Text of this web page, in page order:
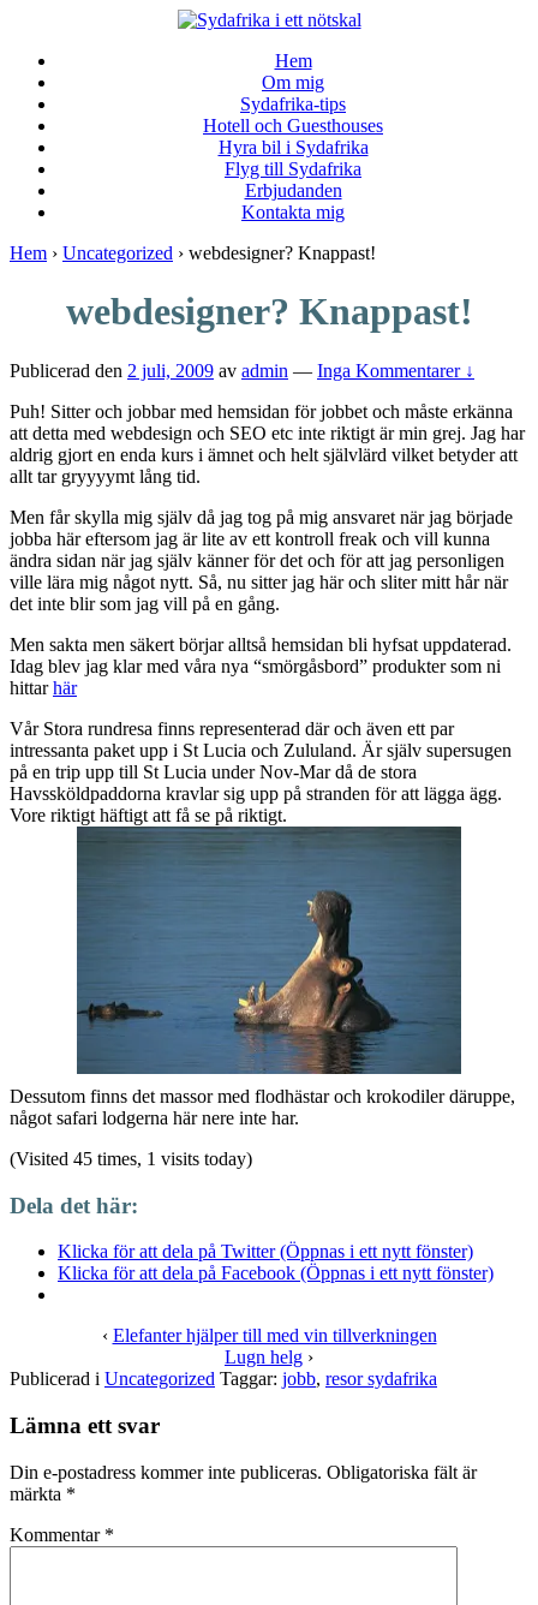
Main
Content
Hem
Om mig
Sydafrika-tips
Hotell och Guesthouses
Hyra bil i Sydafrika
Flyg till Sydafrika
Erbjudanden
Kontakta mig
Hem › Uncategorized › webdesigner? Knappast!
webdesigner? Knappast!
Publicerad den 2 juli, 2009 av admin — Inga Kommentarer ↓
Puh! Sitter och jobbar med hemsidan för jobbet och måste erkänna
att detta med webdesign och SEO etc inte riktigt är min grej. Jag har
aldrig gjort en enda kurs i ämnet och helt självlärd vilket betyder att
allt tar gryyyymt lång tid.
Men får skylla mig själv då jag tog på mig ansvaret när jag började
jobba här eftersom jag är lite av ett kontroll freak och vill kunna
ändra sidan när jag själv känner för det och för att jag personligen
ville lära mig något nytt. Så, nu sitter jag här och sliter mitt hår när
det inte blir som jag vill på en gång.
Men sakta men säkert börjar alltså hemsidan bli hyfsat uppdaterad.
Idag blev jag klar med våra nya “smörgåsbord” produkter som ni
hittarhär
Vår Stora rundresa finns representerad där och även ett par
intressanta paket upp i St Lucia och Zululand. Är själv supersugen
på en trip upp till St Lucia under Nov-Mar då de stora
Havssköldpaddorna kravlar sig upp på stranden för att lägga ägg.
Vore riktigt häftigt att få se på riktigt.
Dessutom finns det massor med flodhästar och krokodiler däruppe,
något safari lodgerna här nere inte har.
(Visited 45 times, 1 visits today)
Dela det här:
Klicka för att dela på Twitter (Öppnas i ett nytt fönster)
Klicka för att dela på Facebook (Öppnas i ett nytt fönster)
‹ Elefanter hjälper till med vin tillverkningen
Lugn helg ›
Publicerad i Uncategorized Taggar: jobb, resor sydafrika
Lämna ett svar
Din e-postadress kommer inte publiceras. Obligatoriska fält är
märkta *
Kommentar *